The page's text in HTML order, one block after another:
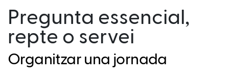
Pregunta essencial,
repte o servei
Organitzar una jornada